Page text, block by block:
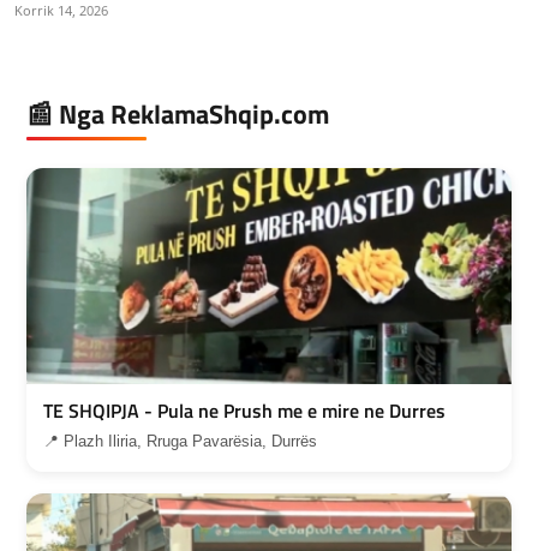
Korrik 14, 2026
📰 Nga ReklamaShqip.com
TE SHQIPJA - Pula ne Prush me e mire ne Durres
📍 Plazh Iliria, Rruga Pavarësia, Durrës